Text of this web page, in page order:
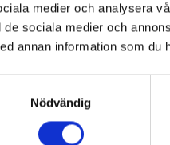
medier och analysera
de sociala medier och
annan information som du
Nödvändig
ger en jämn
hela kylskåpet. Det spelar
förutsättningar överallt. De